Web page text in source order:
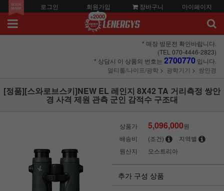
로그인 회원가입
+2000
장바구니 마이페이지
* 매장 방문전 확인바랍니다.
(TEL 070-4446-2823)
* 상담시 이 상품의 번호는 2700770 입니다.
멀티툴/나이프/광학
광학기기 쌍안경
[정품][스와로브스키]NEW EL 레인지 8X42 TA 거리측정 쌍안
경 사격 제원 관측 군인 감적수 구조대
상품가 5,096,000원
배송비
(조건)
지역별
원산지
오스트리아
추가 구성 상품